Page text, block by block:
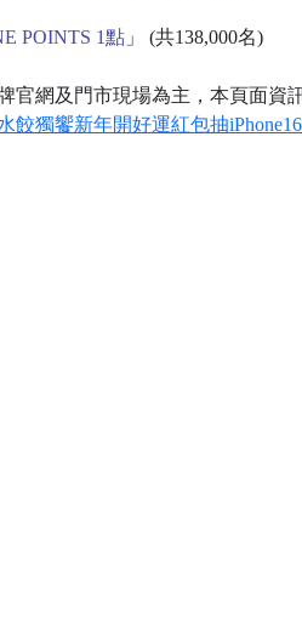
POINTS 1點」 (共138,000名)
官網及門市現場為主，本頁面資
餃獨饗新年開好運紅包抽